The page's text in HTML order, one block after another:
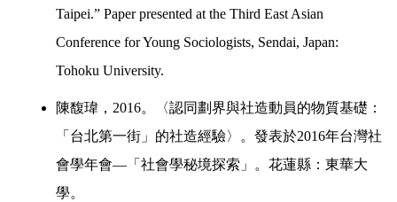
Taipei.” Paper presented at the Third East Asian
Conference for Young Sociologists, Sendai, Japan:
Tohoku University.
陳馥瑋， 2016。〈認同劃界與社造動員的物質基礎：
「台北第一街」的社造經驗〉 。發表於2016年台灣社
會學年會— 「社會學秘境探索」。花蓮縣：東華大
學。